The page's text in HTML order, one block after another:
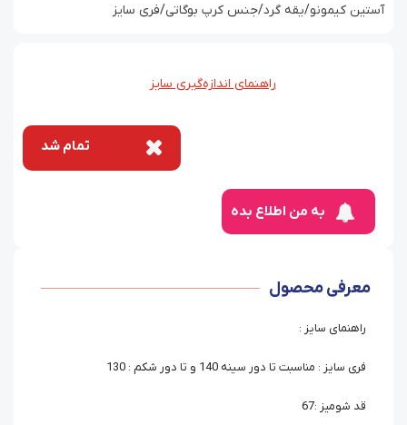
آستین کیمونو/یقه گرد/جنس کرپ بوگاتی/فری سایز
راهنمای اندازه‌گیری سایز
تمام شد
به من اطلاع بده
معرفی محصول
راهنمای سایز :
فری سایز : مناسبت تا دور سینه 140 و تا دور شکم : 130
قد شومیز :67